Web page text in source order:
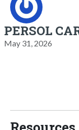
PERSOL
May 31, 2026